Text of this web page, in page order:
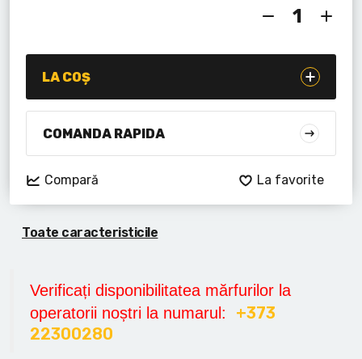
Acumulatoare si încărcătoare
Toate caracteristicile
Verificați disponibilitatea mărfurilor la
operatorii noștri la numarul: +373
22300280
LA COȘ
COMANDA RAPIDA
Compară La favorite